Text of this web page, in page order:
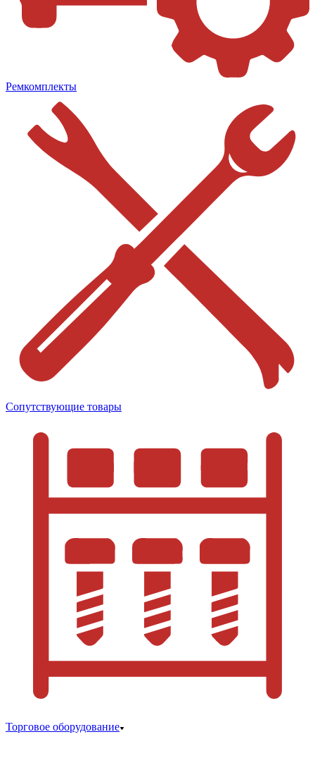
Ремкомплекты
Сопутствующие товары
Торговое оборудование